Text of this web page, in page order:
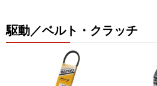
駆動／ベルト・クラッチ